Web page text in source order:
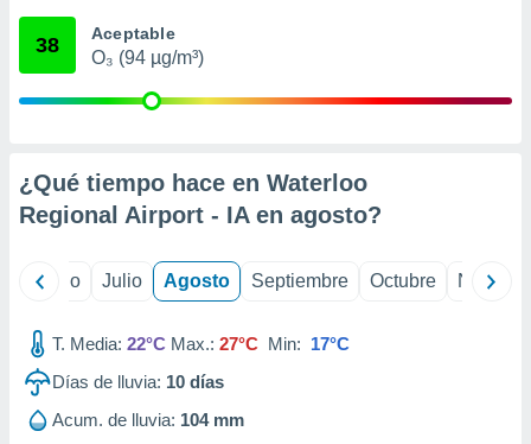
e
publicidad
1199
38 Aceptable
O₃ (94 µg/m³)
¿Qué tiempo hace en Waterloo
Regional Airport - IA en agosto?
Junio Julio Agosto Septiembre Octubre
T. Media: 22°C Max.: 27°C Min: 17°C
Días de lluvia: 10 días
Acum. de lluvia: 104 mm